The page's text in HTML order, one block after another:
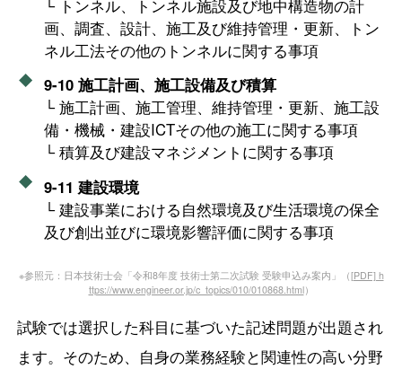
└ トンネル、トンネル施設及び地中構造物の計
画、調査、設計、施工及び維持管理・更新、トン
ネル工法その他のトンネルに関する事項
9-10 施工計画、施工設備及び積算
└ 施工計画、施工管理、維持管理・更新、施工設
備・機械・建設ICTその他の施工に関する事項
└ 積算及び建設マネジメントに関する事項
9-11 建設環境
└ 建設事業における自然環境及び生活環境の保全
及び創出並びに環境影響評価に関する事項
※参照元：日本技術士会「令和8年度 技術士第二次試験 受験申込み案内」（[PDF] h
ttps://www.engineer.or.jp/c_topics/010/010868.html）
試験では選択した科目に基づいた記述問題が出題され
ます。そのため、自身の業務経験と関連性の高い分野